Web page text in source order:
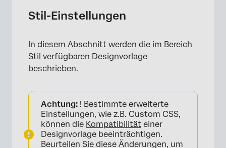
Stil-Einstellungen
In diesem Abschnitt werden die im Bereich
Stil verfügbaren Designvorlage
beschrieben.
Achtung: ! Bestimmte erweiterte
Einstellungen, wie z.B. Custom CSS,
können die Kompatibilität einer
Designvorlage beeinträchtigen.
Beurteilen Sie diese Änderungen, um